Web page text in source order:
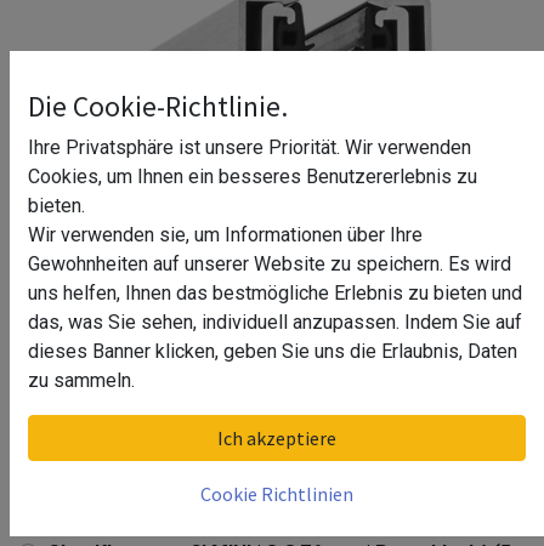
Glas-Klemmprofil MINI | 8-8,76 mm
| Pressblank^
Glas-Klemmprofil MINI | 8-8,76 mm | Pressblank^ (6
Die Cookie-Richtlinie.
Ihre Privatsphäre ist unsere Priorität. Wir verwenden
Cookies, um Ihnen ein besseres Benutzererlebnis zu
bieten.
Wir verwenden sie, um Informationen über Ihre
Gewohnheiten auf unserer Website zu speichern. Es wird
uns helfen, Ihnen das bestmögliche Erlebnis zu bieten und
das, was Sie sehen, individuell anzupassen. Indem Sie auf
dieses Banner klicken, geben Sie uns die Erlaubnis, Daten
zu sammeln.
Ich akzeptiere
Cookie Richtlinien